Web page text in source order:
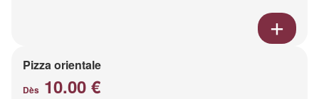
Pizza orientale
Dès 10.00 €